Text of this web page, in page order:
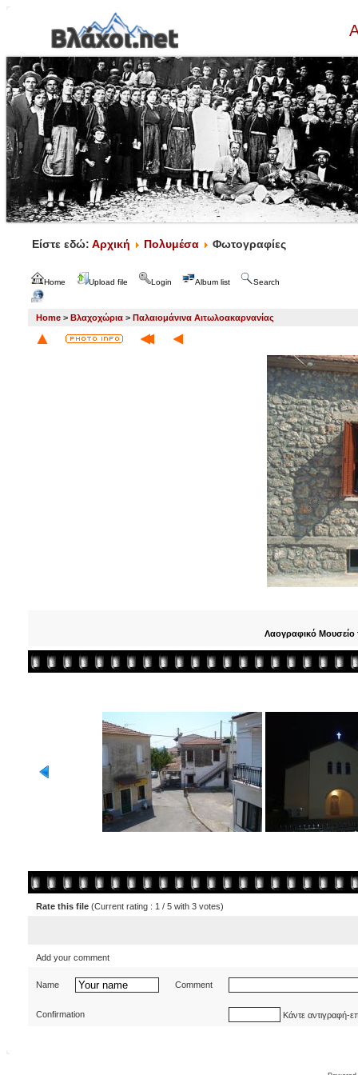
Είστε εδώ: Αρχική Πολυμέσα Φωτογραφίες
Home Upload file Login Album list Search
Home > Βλαχοχώρια > Παλαιομάνινα Αιτωλοακαρνανίας
Λαογραφικό Μουσείο
Rate this file (Current rating : 1 / 5 with 3 votes)
Add your comment
Name Comment
Confirmation Κάντε αντιγραφή-